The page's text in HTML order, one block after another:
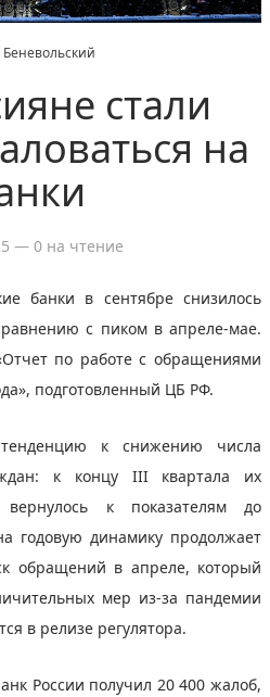
стали
на
— 0 на чтение
банки в сентябре снизилось
с пиком в апреле-мае.
по работе с обращениями
подготовленный ЦБ РФ.
к снижению числа
к концу III квартала их
вернулось к показателям до
годовую динамику продолжает
обращений в апреле, который
мер из-за пандемии
в релизе регулятора.
России получил 20 400 жалоб,